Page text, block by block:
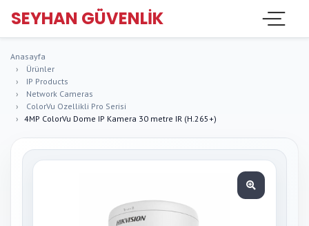
SEYHAN GÜVENLIK
Anasayfa
Ürünler
IP Products
Network Cameras
ColorVu Ozellikli Pro Serisi
4MP ColorVu Dome IP Kamera 30 metre IR (H.265+)